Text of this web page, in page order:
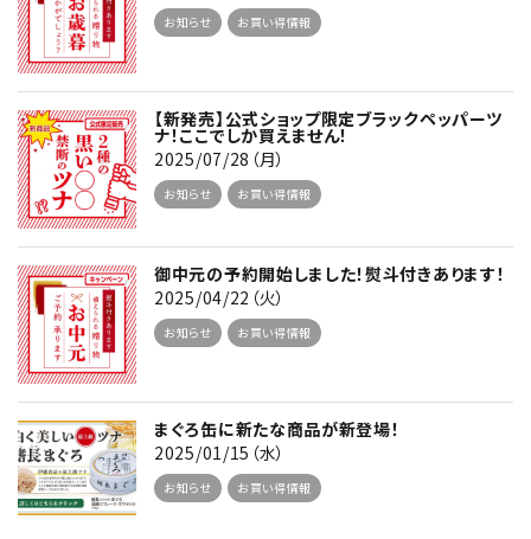
お知らせ お買い得情報
【新発売】公式ショップ限定ブラックペッパーツ
ナ！ここでしか買えません！
2025/07/28（月）
お知らせ お買い得情報
御中元の予約開始しました！熨斗付きあります！
2025/04/22（火）
お知らせ お買い得情報
まぐろ缶に新たな商品が新登場！
2025/01/15（水）
お知らせ お買い得情報